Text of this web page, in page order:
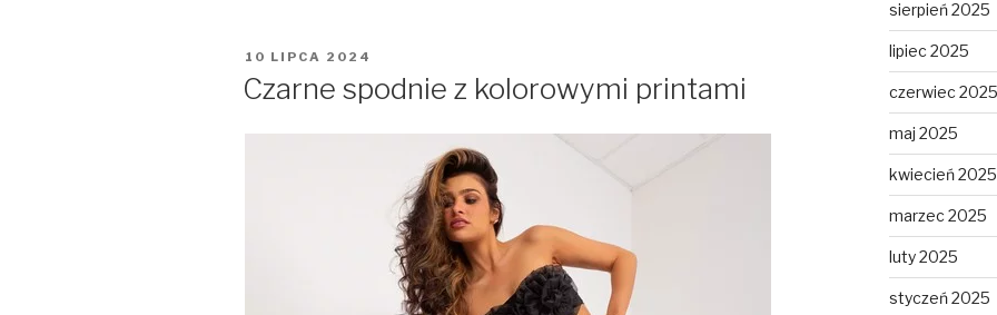
OPUBLIKOWANE
10 LIPCA 2024
Czarne spodnie z kolorowymi printami
sierpień 2025
lipiec 2025
czerwiec 2025
maj 2025
kwiecień 2025
marzec 2025
luty 2025
styczeń 2025